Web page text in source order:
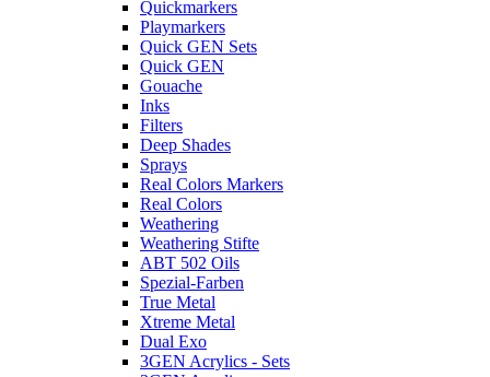
Quickmarkers
Playmarkers
Quick GEN Sets
Quick GEN
Gouache
Inks
Filters
Deep Shades
Sprays
Real Colors Markers
Real Colors
Weathering
Weathering Stifte
ABT 502 Oils
Spezial-Farben
True Metal
Xtreme Metal
Dual Exo
3GEN Acrylics - Sets